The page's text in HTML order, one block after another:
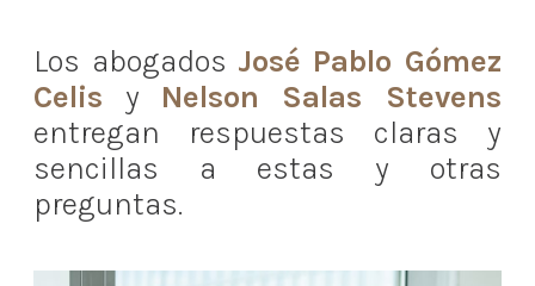
Los abogados José Pablo Gómez
Celis y Nelson Salas Stevens
entregan respuestas claras y
sencillas a estas y otras
preguntas.